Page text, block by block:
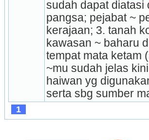
sudah dapat
pangsa; pejabat ~
ke­rajaan; 3. tanah
kawasan ~ baharu
tempat mata ketam
~mu sudah jelas
haiwan yg
serta sbg sumber
1